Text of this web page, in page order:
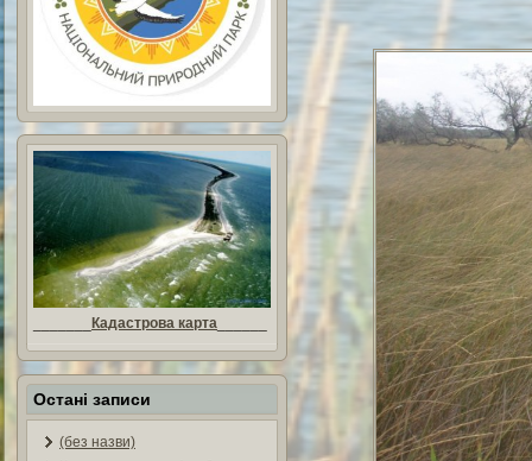
Кадастрова карта
Остані записи
(без назви)